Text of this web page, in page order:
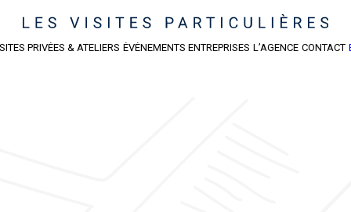
PRIVÉES & ATELIERS ÉVÉNEMENTS ENTREPRISES L’AGENCE CONTACT